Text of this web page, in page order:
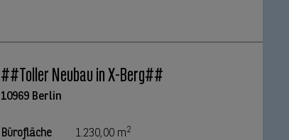
##Toller Neubau in X-Berg##
10969 Berlin
Bürofläche 1.230,00 m2